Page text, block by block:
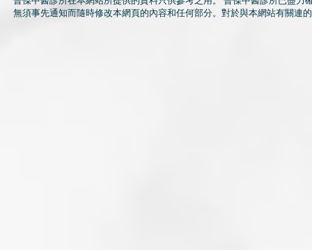
無須事先通知而隨時修改本網頁的內容和任何部分。對於與本網站有關連